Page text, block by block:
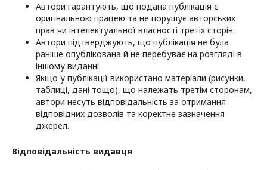
Автори гарантують, що подана публікація є
оригінальною працею та не порушує авторських
прав чи інтелектуальної власності третіх сторін.
Автори підтверджують, що публікація не була
раніше опублікована й не перебуває на розгляді в
іншому виданні.
Якщо у публікації використано матеріали (рисунки,
таблиці, дані тощо), що належать третім сторонам,
автори несуть відповідальність за отримання
відповідних дозволів та коректне зазначення
джерел.
Відповідальність видавця